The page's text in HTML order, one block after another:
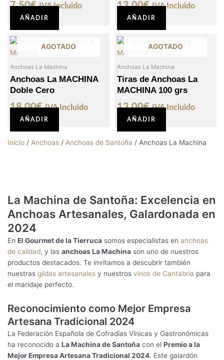
7,50€ IVA Incluido
AÑADIR
13,00€ IVA Incluido
AÑADIR
AGOTADO
Anchoas La Machina
Anchoas La MACHINA
Doble Cero
18,00€ IVA Incluido
AÑADIR
AGOTADO
Anchoas La Machina
Tiras de Anchoas La
MACHINA 100 grs
13,00€ IVA Incluido
AÑADIR
Inicio / Anchoas / Anchoas de Santoña / Anchoas La Machina
La Machina de Santoña: Excelencia en
Anchoas Artesanales, Galardonada en
2024
En El Gourmet de la Tierruca somos especialistas en anchoas
de calidad, y las anchoas La Machina son uno de nuestros
productos destacados. Te invitamos a descubrir también
nuestras gildas artesanales y nuestros vinos de Cantabria para
el maridaje perfecto.
Reconocimiento como Mejor Empresa
Artesana Tradicional 2024
La Federación Española de Cofradías Vínicas y Gastronómicas
ha reconocido a La Machina de Santoña con el Premio a la
Mejor Empresa Artesana Tradicional 2024. Este galardón